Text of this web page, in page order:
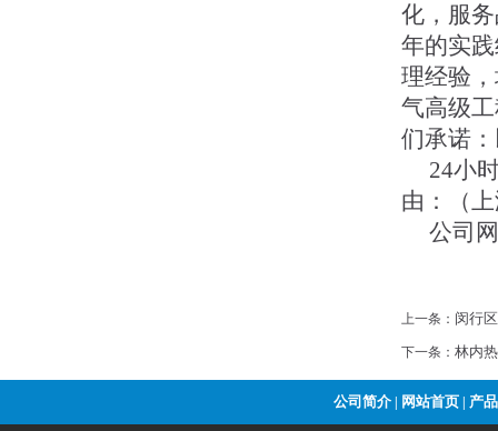
化，服
年的实
理经验
气高级
们承诺
24小时
由：（
公司网
上一条： 闵行
下一条： 林内
公司简介| 网站首页 产